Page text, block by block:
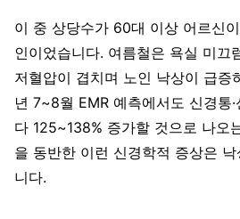
이 중 상당수가 60대 이상 어르신
인이었습니다. 여름철은 욕실 미끄
저혈압이 겹치며 노인 낙상이 급
년 7~8월 EMR 예측에서도 신경통
다 125~138% 증가할 것으로 나오
을 동반한 이런 신경학적 증상은
니다.